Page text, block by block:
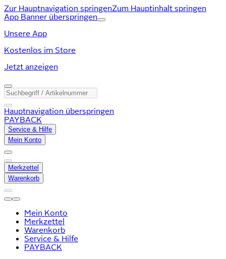
Zur Hauptnavigation springenZum Hauptinhalt springen
App Banner überspringen
Unsere App
Kostenlos im Store
Jetzt anzeigen
Hauptnavigation überspringen
PAYBACK
Service & Hilfe
Mein Konto
Merkzettel
Warenkorb
Mein Konto
Merkzettel
Warenkorb
Service & Hilfe
PAYBACK